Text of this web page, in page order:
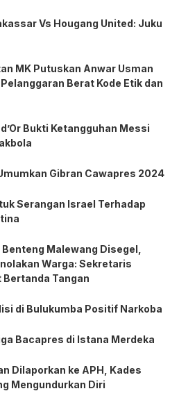
Vs Hougang United: Juku
MK Putuskan Anwar Usman
Berat Kode Etik dan
Bukti Ketangguhan Messi
Gibran Cawapres 2024
Serangan Israel Terhadap
Malewang Disegel,
Warga: Sekretaris
Bertanda Tangan
di Bulukumba Positif Narkoba
Bacapres di Istana Merdeka
Dilaporkan ke APH, Kades
Mengundurkan Diri